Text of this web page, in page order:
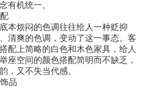
有机统一。
烦闷的色调往往给人一种贬抑
清爽的色调，变动了这一事态。客
配上简略的白色和木色家具，给人
座空间的颜色搭配简明而不缺乏，
，又不失当代感。
品